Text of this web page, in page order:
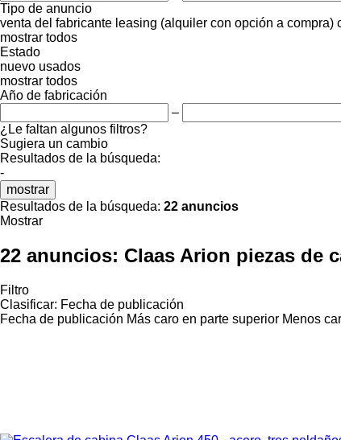
Tipo de anuncio
venta del fabricante leasing (alquiler con opción a compra)
mostrar todos
Estado
nuevo usados
mostrar todos
Año de fabricación
–
¿Le faltan algunos filtros?
Sugiera un cambio
Resultados de la búsqueda:
-
mostrar
Resultados de la búsqueda: 22 anuncios
Mostrar
22 anuncios: Claas Arion piezas de
Filtro
Clasificar: Fecha de publicación
Fecha de publicación Más caro en parte superior Menos